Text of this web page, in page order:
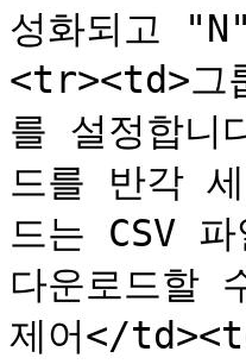
성화되고
<tr><td>그
를 설정합니
드를 반각
드는 CSV
다운로드
제어</